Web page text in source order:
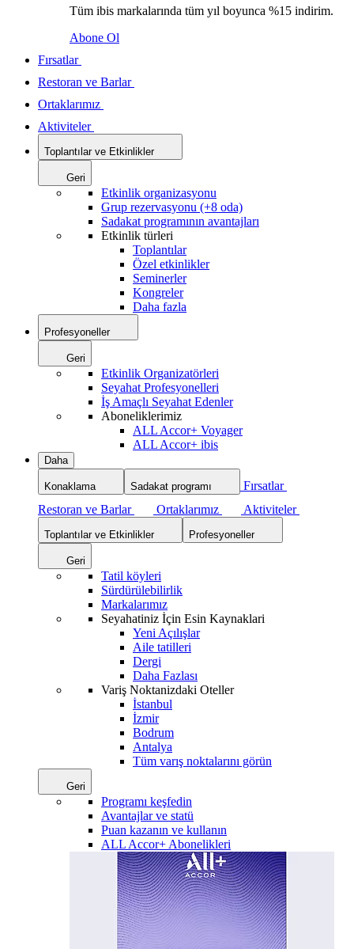
Tüm ibis markalarında tüm yıl boyunca %15 indirim.
Abone Ol
Fırsatlar
Restoran ve Barlar
Ortaklarımız
Aktiviteler
Toplantılar ve Etkinlikler
Geri
Etkinlik organizasyonu
Grup rezervasyonu (+8 oda)
Sadakat programının avantajları
Etkinlik türleri
Toplantılar
Özel etkinlikler
Seminerler
Kongreler
Daha fazla
Profesyoneller
Geri
Etkinlik Organizatörleri
Seyahat Profesyonelleri
İş Amaçlı Seyahat Edenler
Aboneliklerimiz
ALL Accor+ Voyager
ALL Accor+ ibis
Daha
Konaklama Sadakat programı
Fırsatlar
Restoran ve Barlar
Ortaklarımız Aktiviteler
Toplantılar ve Etkinlikler Profesyoneller
Geri
Tatil köyleri
Sürdürülebilirlik
Markalarımız
Seyahatiniz İçin Esin Kaynaklari
Yeni Açılışlar
Aile tatilleri
Dergi
Daha Fazlası
Variş Noktanizdaki Oteller
İstanbul
İzmir
Bodrum
Antalya
Tüm varış noktalarını görün
Geri
Programı keşfedin
Avantajlar ve statü
Puan kazanın ve kullanın
ALL Accor+ Abonelikleri